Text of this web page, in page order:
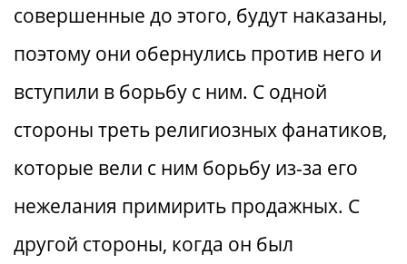
совершенные до этого, будут наказаны,
поэтому они обернулись против него и
вступили в борьбу с ним. С одной
стороны треть религиозных фанатиков,
которые вели с ним борьбу из-за его
нежелания примирить продажных. С
другой стороны, когда он был